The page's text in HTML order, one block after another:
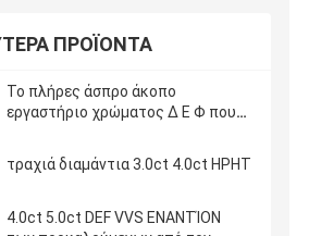
ΠΡΟΪΌΝΤΑ
Το πλήρες άσπρο άκοπο
εργαστήριο χρώματος Δ Ε Φ που
πραγματικό τραχύ διαμάντι
χαλαρώνει το διαμάντι
τραχιά διαμάντια 3.0ct 4.0ct HPHT
4.0ct 5.0ct DEF VVS ΕΝΑΝΤΊΟΝ